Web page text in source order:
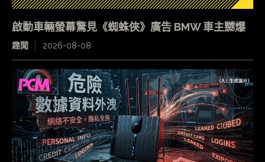
啟動車輛螢幕驚見《蜘蛛俠》廣告 BMW 車主嬲爆
趣聞 2026-08-08